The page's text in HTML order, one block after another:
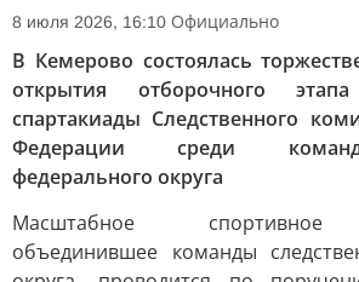
8 июля 2026, 16:10 Официально
В Кемерово состоялась
открытия отборочного этапа
спартакиады Следственного
Федерации среди
федерального округа
Масштабное спортивное
объединившее команды